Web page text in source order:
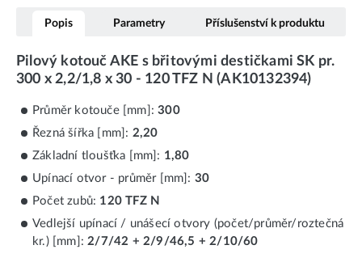
Popis Parametry Příslušenství k produktu
Pilový kotouč AKE s břitovými destičkami SK pr.
300 x 2,2/1,8 x 30 - 120 TFZ N (AK10132394)
Průměr kotouče [mm]:300
Řezná šířka [mm]: 2,20
Základní tloušťka [mm]: 1,80
Upínací otvor - průměr [mm]: 30
Počet zubů: 120 TFZ N
Vedlejší upínací / unášecí otvory (počet/průměr/roztečná
kr.) [mm]:2/7/42 + 2/9/46,5 + 2/10/60